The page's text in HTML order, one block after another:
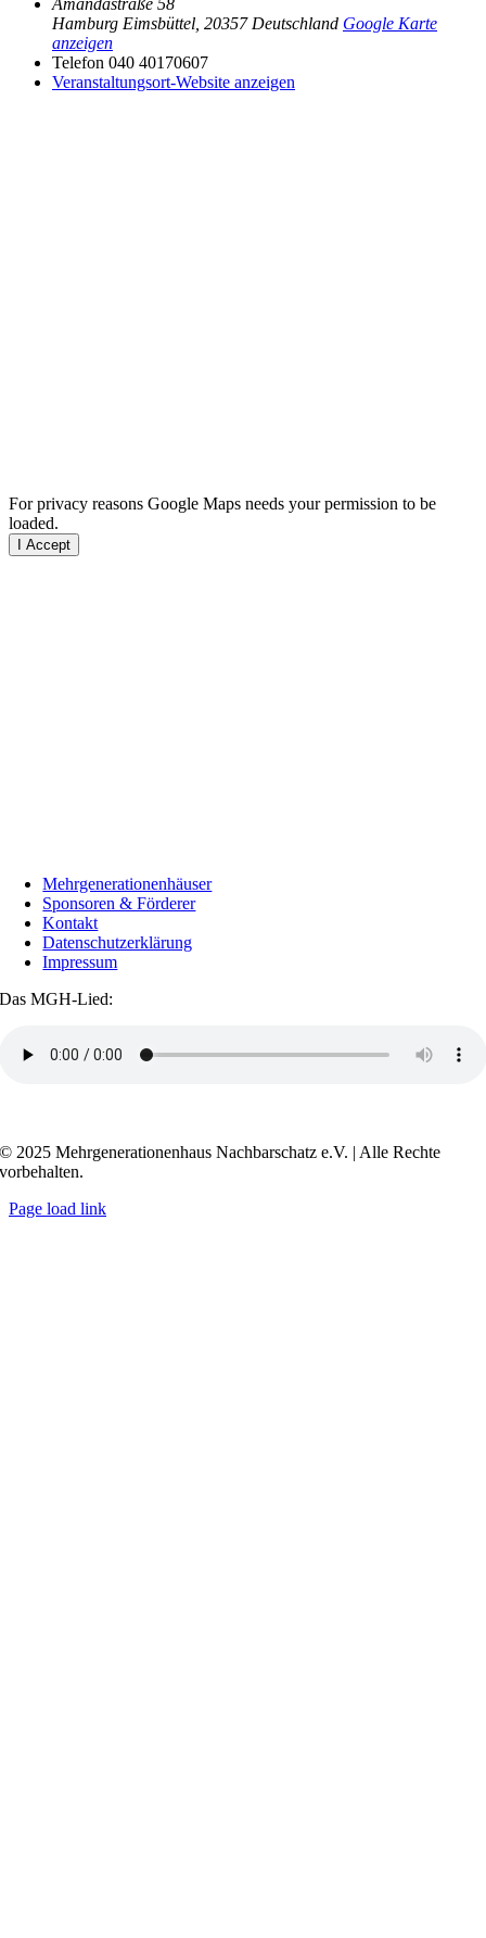
Hamburg Eimsbüttel 20357 Deutschland Google Karte
anzeigen
Telefon 040 40170607
Veranstaltungsort-Website anzeigen
For privacy reasons Google Maps needs your permission to be
loaded.
I Accept
Mehrgenerationenhäuser
Sponsoren & Förderer
Kontakt
Datenschutzerklärung
Impressum
Das MGH-Lied:
© 2025 Mehrgenerationenhaus Nachbarschatz e.V. | Alle Rechte
vorbehalten.
Page load link